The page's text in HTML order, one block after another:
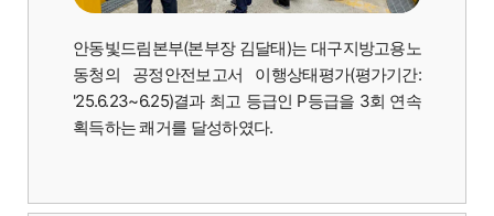
안동빛드림본부(본부장 김달태)는 대구지방고용노
동청의 공정안전보고서 이행상태평가(평가기간:
'25.6.23~6.25)결과 최고 등급인 P등급을 3회 연속
획득하는 쾌거를 달성하였다.